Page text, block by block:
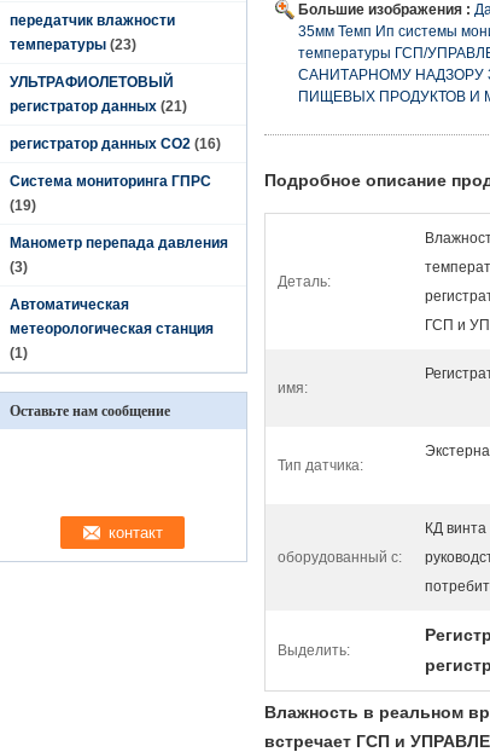
передатчик влажности
температуры (23)
УЛЬТРАФИОЛЕТОВЫЙ
регистратор данных (21)
регистратор данных СО2 (16)
Система мониторинга ГПРС
(19)
Манометр перепада давления
(3)
Автоматическая
метеорологическая станция
(1)
Оставьте нам сообщение
Большие изображения :
35мм Темп Ип системы
температуры ГСП/
САНИТАРНОМУ НАДЗОРУ
ПИЩЕВЫХ ПРОДУКТОВ И
Подробное описание
Деталь:
ГСП и УП
имя:
Тип датчика:
оборудованный с:
КД
Выделить:
Влажность в реальном
встречает ГСП и